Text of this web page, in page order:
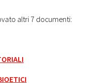
altri 7 documenti: